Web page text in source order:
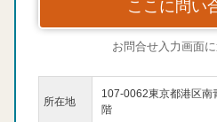
ここに問い
お問合せ入力画面に
所在地
107-0062東京都港区南
階